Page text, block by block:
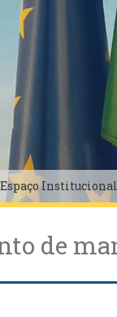
Espaço Institucional
de